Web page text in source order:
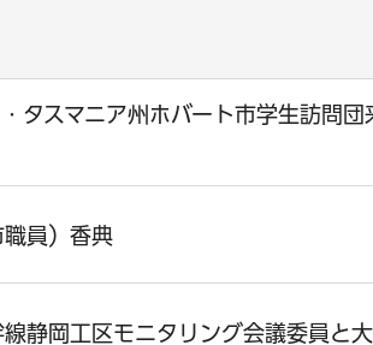
タスマニア州ホバート市学生訪問
員）香典
線静岡工区モニタリング会議委員と